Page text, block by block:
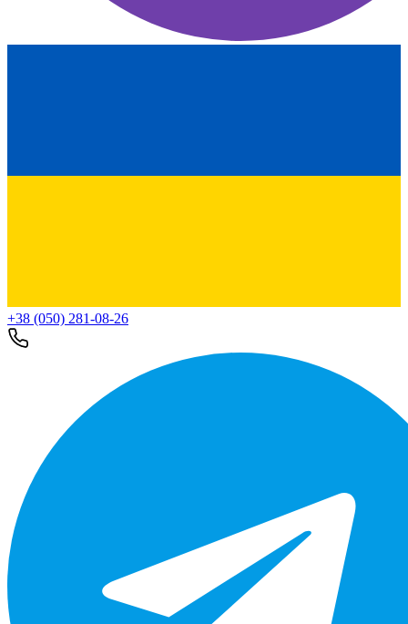
+38 (050) 281-08-26